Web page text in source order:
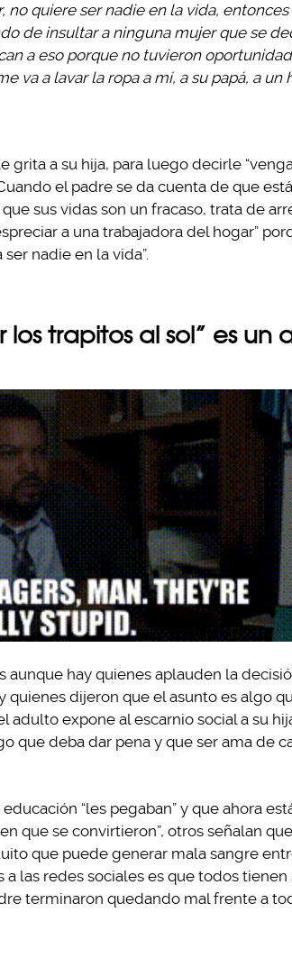
quiere ser nadie en la vida, entonces
de insultar a ninguna mujer que se
a eso porque no tuvieron
va a lavar la ropa a mí, a su papá, a un
grita a su hija, para luego decirle
el padre se da cuenta de que está
sus vidas son un fracaso, trata de
a una trabajadora del hogar”
nadie en la vida”.
los trapitos al sol” es un
aunque hay quienes aplauden la
quienes dijeron que el asunto es algo
adulto expone al escarnio social a su
que deba dar pena y que ser ama de
“les pegaban” y que ahora
que se convirtieron”, otros señalan
que puede generar mala sangre
las redes sociales es que todos tienen
terminaron quedando mal frente a